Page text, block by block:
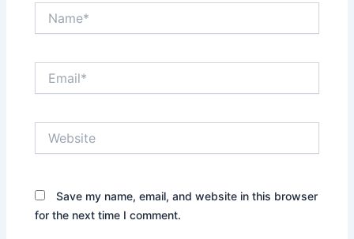
Save my name, email, and website in this browser
for the next time I comment.